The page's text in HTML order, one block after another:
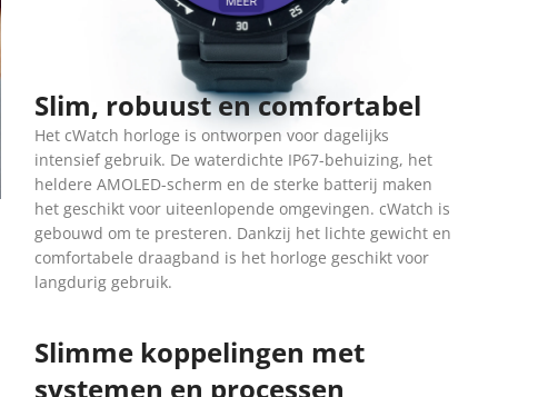
Slim, robuust en comfortabel
Het cWatch horloge is ontworpen voor dagelijks
intensief gebruik. De waterdichte IP67-behuizing, het
heldere AMOLED-scherm en de sterke batterij maken
het geschikt voor uiteenlopende omgevingen. cWatch is
gebouwd om te presteren. Dankzij het lichte gewicht en
comfortabele draagband is het horloge geschikt voor
langdurig gebruik.
Slimme koppelingen met
systemen en processen